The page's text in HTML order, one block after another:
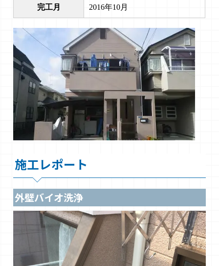
完工月 2016年10月
施工レポート
外壁バイオ洗浄